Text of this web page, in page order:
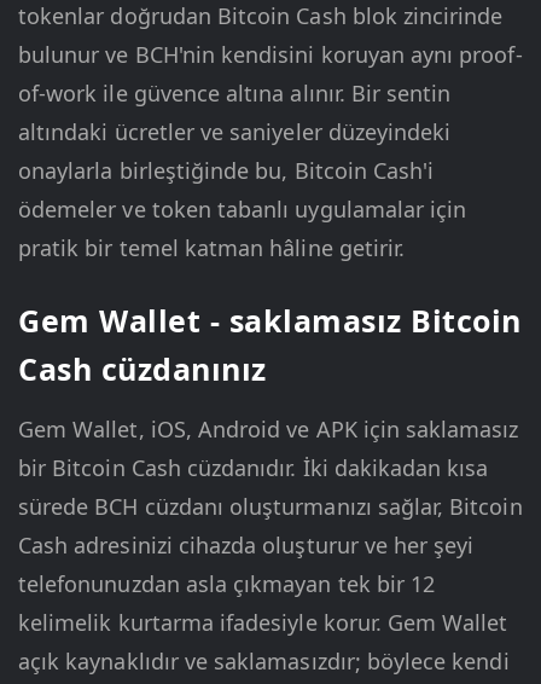
tokenlar doğrudan Bitcoin Cash blok zincirinde
bulunur ve BCH'nin kendisini koruyan aynı proof-
of-work ile güvence altına alınır. Bir sentin
altındaki ücretler ve saniyeler düzeyindeki
onaylarla birleştiğinde bu, Bitcoin Cash'i
ödemeler ve token tabanlı uygulamalar için
pratik bir temel katman hâline getirir.
Gem Wallet - saklamasız Bitcoin
Cash cüzdanınız
Gem Wallet, iOS, Android ve APK için saklamasız
bir Bitcoin Cash cüzdanıdır. İki dakikadan kısa
sürede BCH cüzdanı oluşturmanızı sağlar, Bitcoin
Cash adresinizi cihazda oluşturur ve her şeyi
telefonunuzdan asla çıkmayan tek bir 12
kelimelik kurtarma ifadesiyle korur. Gem Wallet
açık kaynaklıdır ve saklamasızdır; böylece kendi